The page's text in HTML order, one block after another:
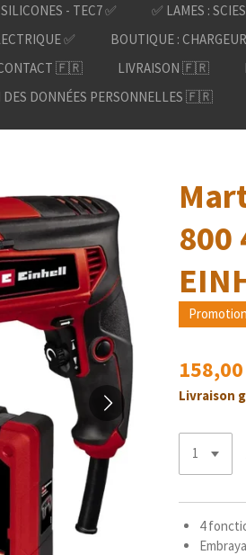
- TEC7 ✅
✅ LAMES :
✅ BOUTIQUE :
🇫🇷 LIVRAISON 🇫🇷
DES DONNÉES PERSONNELLES 🇫🇷
800
Livraison
4